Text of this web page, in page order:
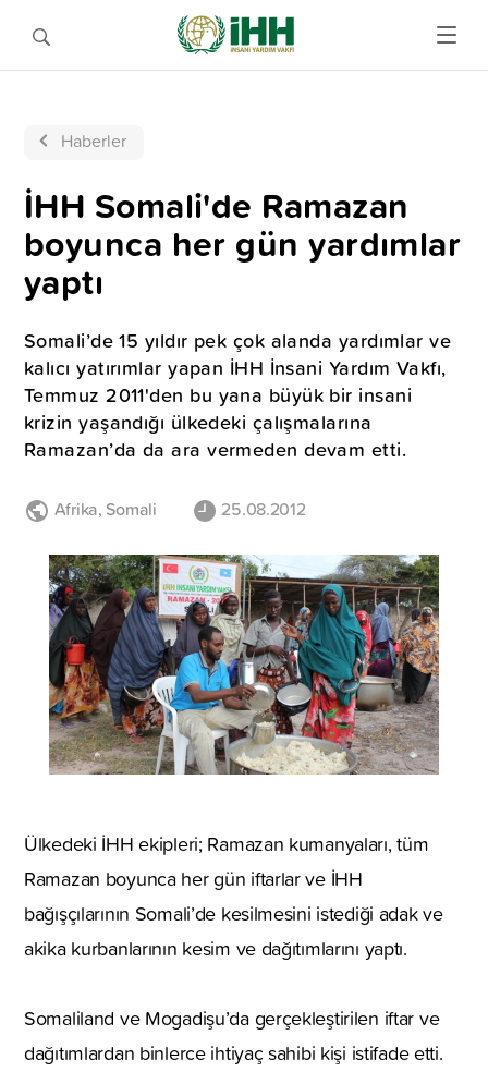
Haberler
İHH Somali'de Ramazan
boyunca her gün yardımlar
yaptı
Somali’de 15 yıldır pek çok alanda yardımlar ve
kalıcı yatırımlar yapan İHH İnsani Yardım Vakfı,
Temmuz 2011'den bu yana büyük bir insani
krizin yaşandığı ülkedeki çalışmalarına
Ramazan’da da ara vermeden devam etti.
Afrika, Somali 25.08.2012
Ülkedeki İHH ekipleri; Ramazan kumanyaları, tüm
Ramazan boyunca her gün iftarlar ve İHH
bağışçılarının Somali’de kesilmesini istediği adak ve
akika kurbanlarının kesim ve dağıtımlarını yaptı.
Somaliland ve Mogadişu’da gerçekleştirilen iftar ve
dağıtımlardan binlerce ihtiyaç sahibi kişi istifade etti.